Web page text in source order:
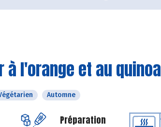
à l'orange et au quinoa
Automne
Préparation